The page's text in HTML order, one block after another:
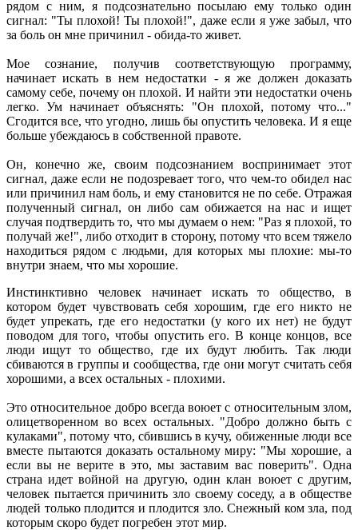
рядом с ним, я подсознательно посылаю ему только один
сигнал: "Ты плохой! Ты плохой!", даже если я уже забыл, что
за боль он мне причинил - обида-то живет.
Мое сознание, получив соответствующую программу,
начинает искать в нем недостатки - я же должен доказать
самому себе, почему он плохой. И найти эти недостатки очень
легко. Ум начинает объяснять: "Он плохой, потому что..."
Сгодится все, что угодно, лишь бы опустить человека. И я еще
больше убеждаюсь в собственной правоте.
Он, конечно же, своим подсознанием воспринимает этот
сигнал, даже если не подозревает того, что чем-то обидел нас
или причинил нам боль, и ему становится не по себе. Отражая
полученный сигнал, он либо сам обижается на нас и ищет
случая подтвердить то, что мы думаем о нем: "Раз я плохой, то
получай же!", либо отходит в сторону, потому что всем тяжело
находиться рядом с людьми, для которых мы плохие: мы-то
внутри знаем, что мы хорошие.
Инстинктивно человек начинает искать то общество, в
котором будет чувствовать себя хорошим, где его никто не
будет упрекать, где его недостатки (у кого их нет) не будут
поводом для того, чтобы опустить его. В конце концов, все
люди ищут то общество, где их будут любить. Так люди
сбиваются в группы и сообщества, где они могут считать себя
хорошими, а всех остальных - плохими.
Это относительное добро всегда воюет с относительным злом,
олицетворенном во всех остальных. "Добро должно быть с
кулаками", потому что, сбившись в кучу, обиженные люди все
вместе пытаются доказать остальному миру: "Мы хорошие, а
если вы не верите в это, мы заставим вас поверить". Одна
страна идет войной на другую, один клан воюет с другим,
человек пытается причинить зло своему соседу, а в обществе
людей только плодится и плодится зло. Снежный ком зла, под
которым скоро будет погребен этот мир.